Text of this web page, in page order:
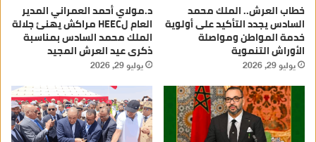
خطاب العرش.. الملك محمد
السادس يجدد التأكيد على أولوية
خدمة المواطن ومواصلة
الأوراش التنموية
يوليو 29, 2026
د.مولاي أحمد العمراني المدير
العام لHEEC مراكش يهنئ جلالة
الملك محمد السادس بمناسبة
ذكرى عيد العرش المجيد
يوليو 29, 2026